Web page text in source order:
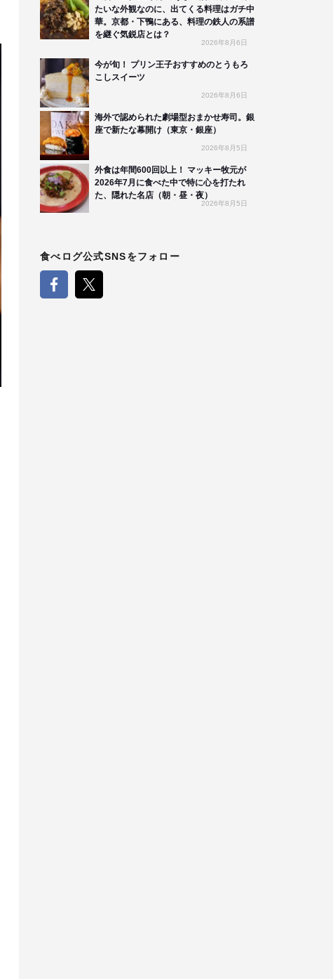
たいな外観なのに、出てくる料理はガチ中
華。京都・下鴨にある、料理の鉄人の系譜
を継ぐ気鋭店とは？
2026年8月6日
今が旬！ プリン王子おすすめのとうもろ
こしスイーツ
2026年8月6日
海外で認められた劇場型おまかせ寿司。銀
座で新たな幕開け（東京・銀座）
2026年8月5日
外食は年間600回以上！ マッキー牧元が
2026年7月に食べた中で特に心を打たれ
た、隠れた名店（朝・昼・夜）
2026年8月5日
食べログ公式SNSをフォロー